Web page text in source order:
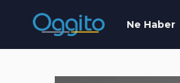
Ne Haber